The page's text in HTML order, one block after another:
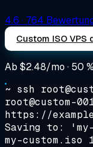
4.6 · 764
Custom ISO VPS
Ab $2.48/mo · 50
~ ssh
root@custom-
https://
Saving to:
my-custom.iso